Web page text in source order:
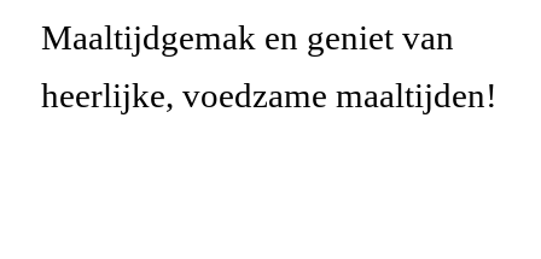
Maaltijdgemak en geniet van
heerlijke, voedzame maaltijden!